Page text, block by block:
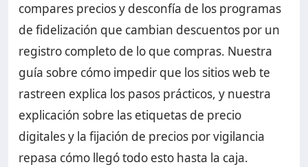
compares precios y desconfía de los programas
de fidelización que cambian descuentos por un
registro completo de lo que compras. Nuestra
guía sobre cómo impedir que los sitios web te
rastreen explica los pasos prácticos, y nuestra
explicación sobre las etiquetas de precio
digitales y la fijación de precios por vigilancia
repasa cómo llegó todo esto hasta la caja.